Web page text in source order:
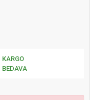
KARGO
BEDAVA